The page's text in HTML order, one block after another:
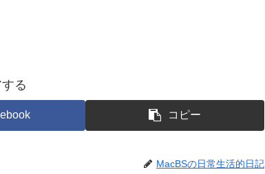
る
コピー
MacBSの日常生活的日記